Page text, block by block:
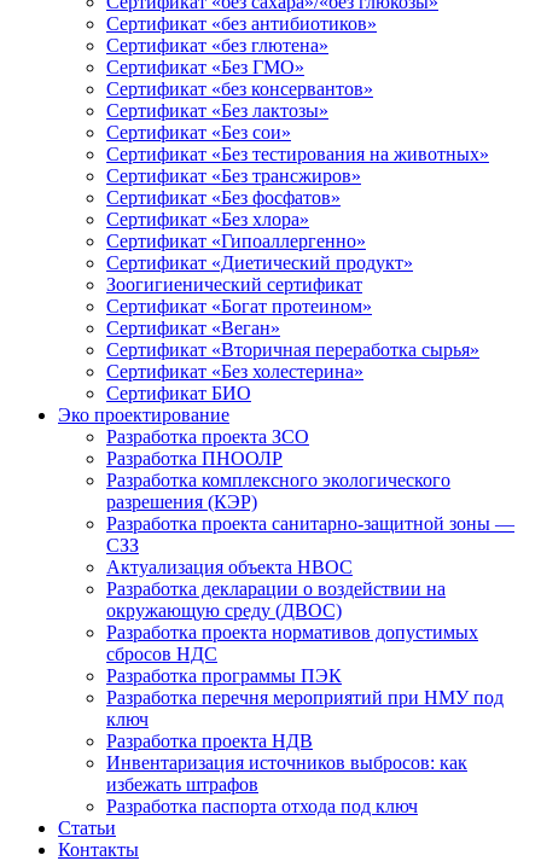
Сертификат «без антибиотиков»
Сертификат «без глютена»
Сертификат «Без ГМО»
Сертификат «без консервантов»
Сертификат «Без лактозы»
Сертификат «Без сои»
Сертификат «Без тестирования на животных»
Сертификат «Без трансжиров»
Сертификат «Без фосфатов»
Сертификат «Без хлора»
Сертификат «Гипоаллергенно»
Сертификат «Диетический продукт»
Зоогигиенический сертификат
Сертификат «Богат протеином»
Сертификат «Веган»
Сертификат «Вторичная переработка сырья»
Сертификат «Без холестерина»
Сертификат БИО
Эко проектирование
Разработка проекта ЗСО
Разработка ПНООЛР
Разработка комплексного экологического
разрешения (КЭР)
Разработка проекта санитарно-защитной зоны —
СЗЗ
Актуализация объекта НВОС
Разработка декларации о воздействии на
окружающую среду (ДВОС)
Разработка проекта нормативов допустимых
сбросов НДС
Разработка программы ПЭК
Разработка перечня мероприятий при НМУ под
ключ
Разработка проекта НДВ
Инвентаризация источников выбросов: как
избежать штрафов
Разработка паспорта отхода под ключ
Статьи
Контакты